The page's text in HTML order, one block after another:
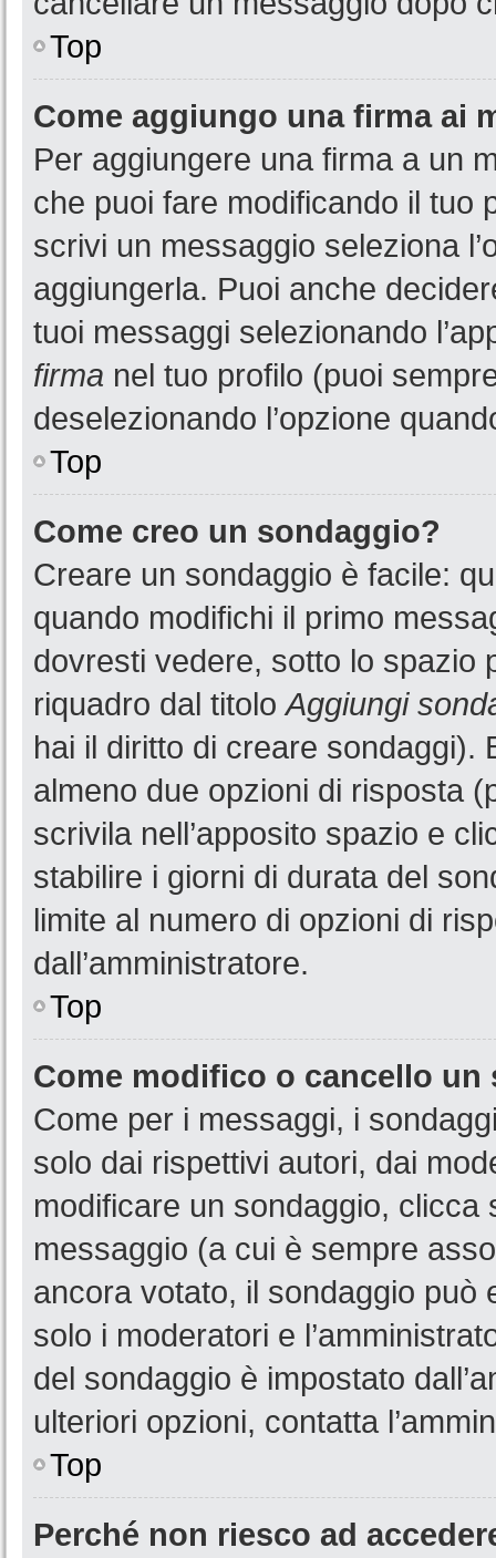
Top
Come aggiungo una firma ai
Per aggiungere una firma a un
che puoi fare modificando il tuo
scrivi un messaggio seleziona
aggiungerla. Puoi anche
tuoi messaggi selezionando
firma nel tuo profilo (puoi
deselezionando l’opzione
Top
Come creo un sondaggio?
Creare un sondaggio è facile:
quando modifichi il primo
dovresti vedere, sotto lo spazio
riquadro dal titoloAggiungi
hai il diritto di creare sondaggi).
almeno due opzioni di risposta
scrivila nell’apposito spazio e
stabilire i giorni di durata del
limite al numero di opzioni di
dall’amministratore.
Top
Come modifico o cancello un
Come per i messaggi, i
solo dai rispettivi autori, dai
modificare un sondaggio,
messaggio (a cui è sempre
ancora votato, il sondaggio può
solo i moderatori e
del sondaggio è impostato
ulteriori opzioni, contatta
Top
Perché non riesco ad